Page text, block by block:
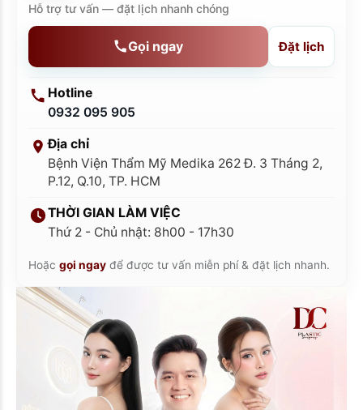
Hỗ trợ tư vấn — đặt lịch nhanh chóng
Gọi ngay Đặt lịch
Hotline
0932 095 905
Địa chỉ
Bệnh Viện Thẩm Mỹ Medika 262 Đ. 3 Tháng 2,
P.12, Q.10, TP. HCM
THỜI GIAN LÀM VIỆC
Thứ 2 - Chủ nhật: 8h00 - 17h30
Hoặc gọi ngay để được tư vấn miễn phí & đặt lịch nhanh.